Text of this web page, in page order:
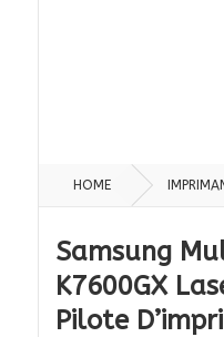
HOME
Samsung
K7600GX
Pilote